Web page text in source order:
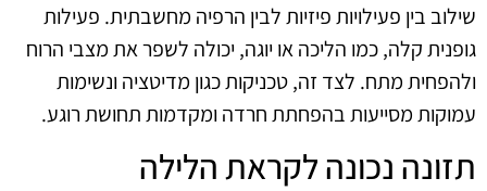
שילוב בין פעילויות פיזיות לבין הרפיה מחשבתית. פעילות
גופנית קלה, כמו הליכה או יוגה, יכולה לשפר את מצבי הרוח
ולהפחית מתח. לצד זה, טכניקות כגון מדיטציה ונשימות
עמוקות מסייעות בהפחתת חרדה ומקדמות תחושת רוגע.
תזונה נכונה לקראת הלילה